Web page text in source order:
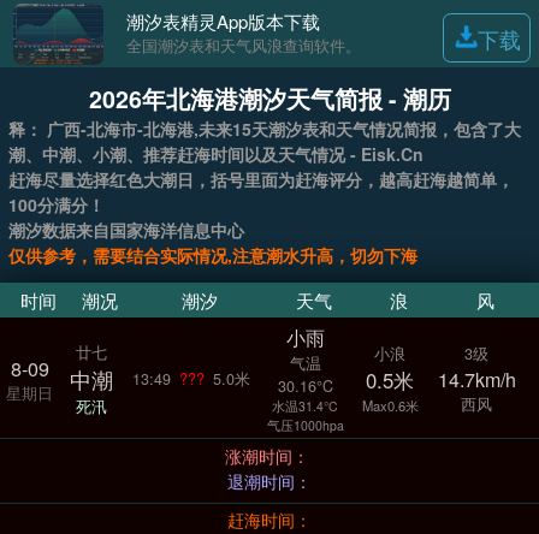
潮汐表精灵App版本下载
全国潮汐表和天气风浪查询软件。 下载
2026年北海港潮汐天气简报 - 潮历
释： 广西-北海市-北海港,未来15天潮汐表和天气情况简报，包含了大
潮、中潮、小潮、推荐赶海时间以及天气情况 - Eisk.Cn
赶海尽量选择红色大潮日，括号里面为赶海评分，越高赶海越简单，
100分满分！
潮汐数据来自国家海洋信息中心
仅供参考，需要结合实际情况,注意潮水升高，切勿下海
时间 潮况 潮汐 天气 浪 风
8-09
星期日
廿七
中潮
死汛
13:49 ??? 5.0米
小雨
气温
30.16°C
水温31.4°C
气压1000hpa
小浪
0.5米
Max0.6米
3级
14.7km/h
西风
涨潮时间：
退潮时间：
赶海时间：